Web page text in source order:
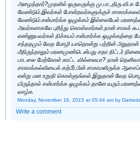
அழைத்தார்?முதலில் ஒருவருக்கு மு.பா.,திரு.வி.க
வேண்டும்.இவர்கள் போன்றவர்களுக்குச்
வேண்டும்.சன்மார்க்க ஒழுக்கம் இல்லையேல்
அவர்களாகவே புரிந்து கொள்வார்கள்.நான் சாகக்
எண்ணுபவர்கள் நிச்சயம் சன்மார்க்க ஒழுக்கத்தை
சந்ததமும் வேத மோழி யாதொன்று பற்றின் அதுதான்
மீதிருந்தாலும் மரணமுண்டென்பது சதா நிட்டர்
பாடலை மேற்கோள் காட்ட வில்லையா? நான்
சாகாக்கல்வியைக் கற்பீர்.பின் சாகாமலிருக்க
என்று மன உறுதி கொள்ளுங்கள்.இதுதான் வேத
யிருந்தால் சன்மார்க்க ஒழுக்கம் தானே
வாழ்க.
Monday, November 16, 2015 at 05:44 am by
Write a comment